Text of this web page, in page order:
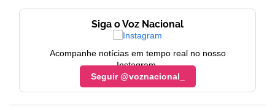
Siga o Voz Nacional
Acompanhe notícias em tempo real no nosso
Instagram.
Seguir @voznacional_